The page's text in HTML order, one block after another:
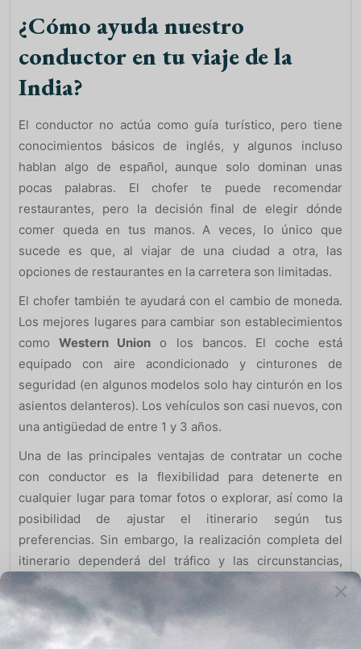
¿Cómo ayuda nuestro
conductor en tu viaje de la
India?
El conductor no actúa como guía turístico, pero tiene
conocimientos básicos de inglés, y algunos incluso
hablan algo de español, aunque solo dominan unas
pocas palabras. El chofer te puede recomendar
restaurantes, pero la decisión final de elegir dónde
comer queda en tus manos. A veces, lo único que
sucede es que, al viajar de una ciudad a otra, las
opciones de restaurantes en la carretera son limitadas.
El chofer también te ayudará con el cambio de moneda.
Los mejores lugares para cambiar son establecimientos
comoWestern Union o los bancos. El coche está
equipado con aire acondicionado y cinturones de
seguridad (en algunos modelos solo hay cinturón en los
asientos delanteros). Los vehículos son casi nuevos, con
una antigüedad de entre 1 y 3 años.
Una de las principales ventajas de contratar un coche
con conductor es la flexibilidad para detenerte en
cualquier lugar para tomar fotos o explorar, así como la
posibilidad de ajustar el itinerario según tus
preferencias. Sin embargo, la realización completa del
itinerario dependerá del tráfico y las circunstancias,
además de si deseas visitar otros lugares durante el
recorrido.
Importantes puntos para